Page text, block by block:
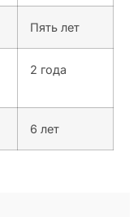
Пять лет
2 года
6 лет